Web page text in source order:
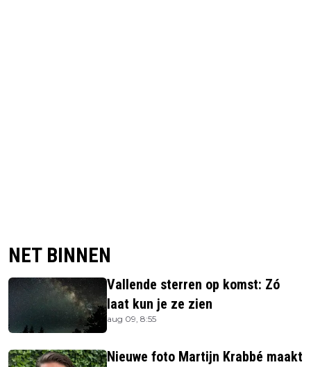
NET BINNEN
Vallende sterren op komst: Zó
laat kun je ze zien
aug 09, 8:55
Nieuwe foto Martijn Krabbé maakt